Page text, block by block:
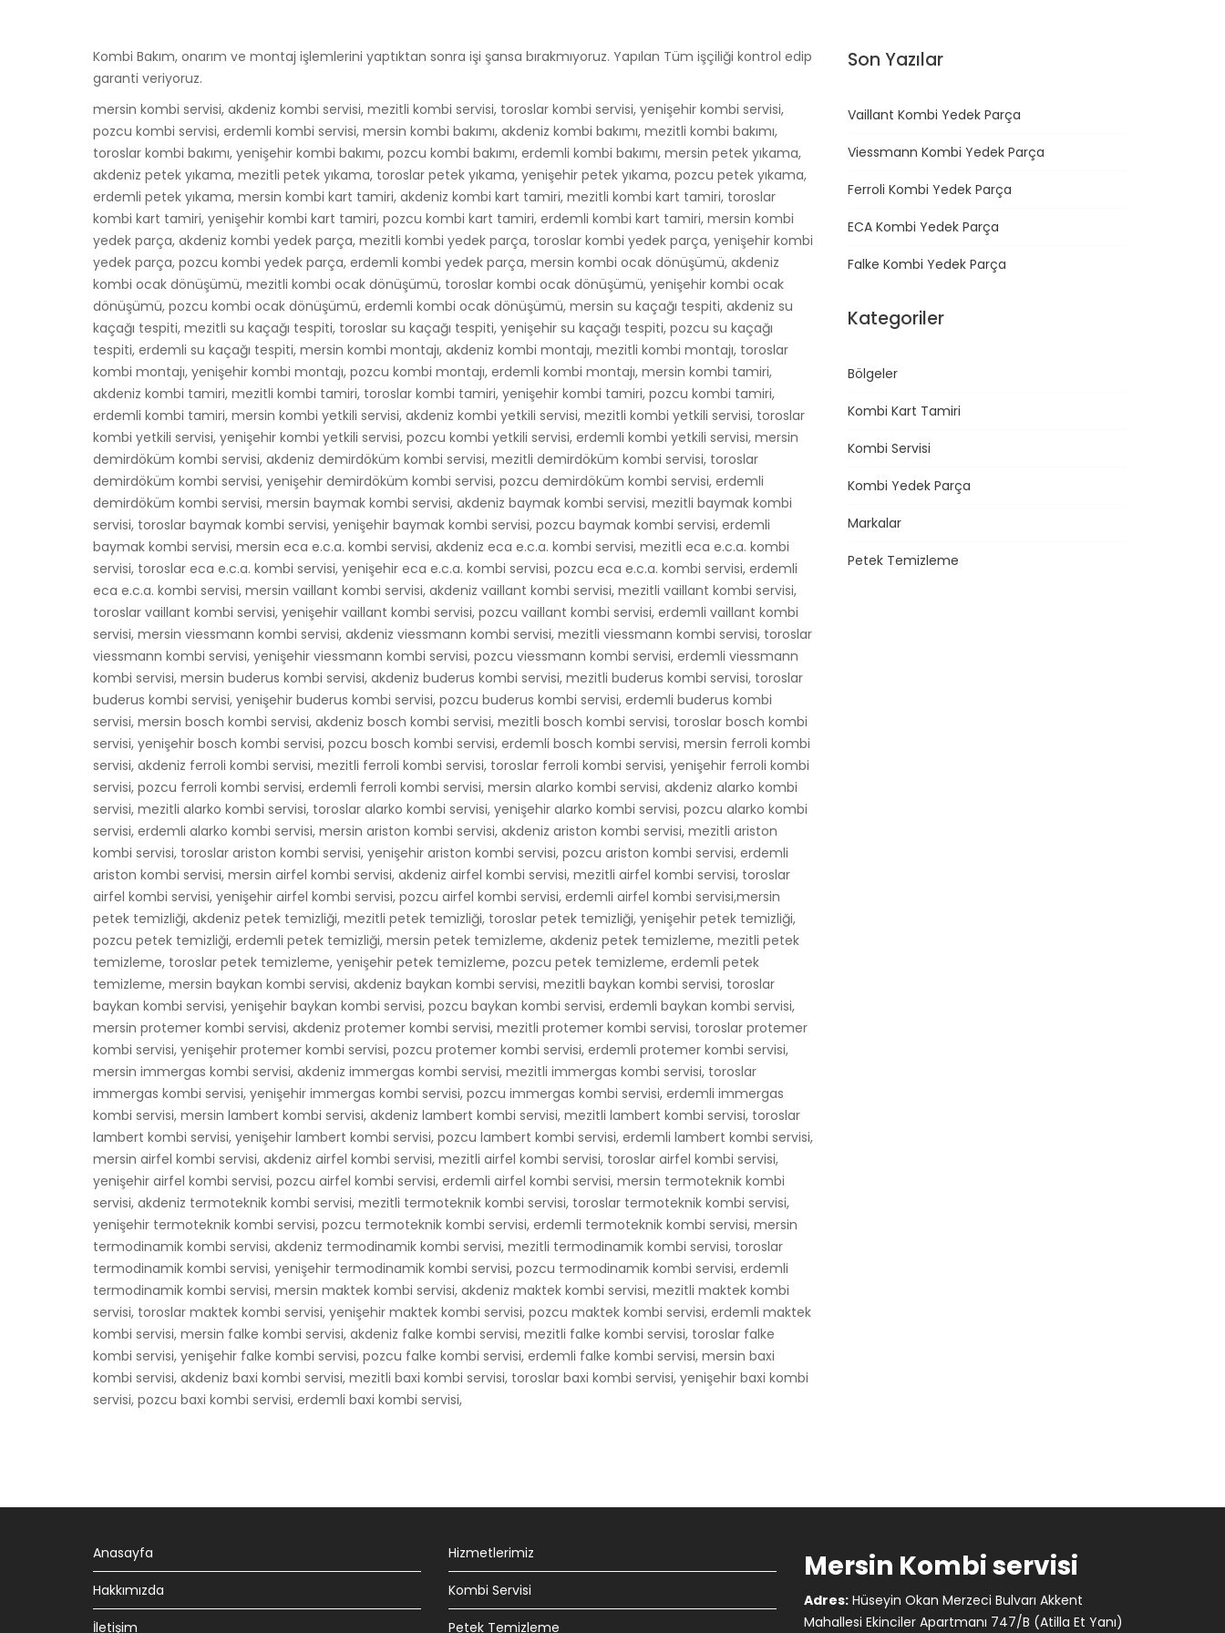
Kombi Bakım, onarım ve montaj işlemlerini yaptıktan sonra işi şansa bırakmıyoruz. Yapılan Tüm işçiliği kontrol edip
garanti veriyoruz.
mersin kombi servisi, akdeniz kombi servisi, mezitli kombi servisi, toroslar kombi servisi, yenişehir kombi servisi,
pozcu kombi servisi, erdemli kombi servisi, mersin kombi bakımı, akdeniz kombi bakımı, mezitli kombi bakımı,
toroslar kombi bakımı, yenişehir kombi bakımı, pozcu kombi bakımı, erdemli kombi bakımı, mersin petek yıkama,
akdeniz petek yıkama, mezitli petek yıkama, toroslar petek yıkama, yenişehir petek yıkama, pozcu petek yıkama,
erdemli petek yıkama, mersin kombi kart tamiri, akdeniz kombi kart tamiri, mezitli kombi kart tamiri, toroslar
kombi kart tamiri, yenişehir kombi kart tamiri, pozcu kombi kart tamiri, erdemli kombi kart tamiri, mersin kombi
yedek parça, akdeniz kombi yedek parça, mezitli kombi yedek parça, toroslar kombi yedek parça, yenişehir kombi
yedek parça, pozcu kombi yedek parça, erdemli kombi yedek parça, mersin kombi ocak dönüşümü, akdeniz
kombi ocak dönüşümü, mezitli kombi ocak dönüşümü, toroslar kombi ocak dönüşümü, yenişehir kombi ocak
dönüşümü, pozcu kombi ocak dönüşümü, erdemli kombi ocak dönüşümü, mersin su kaçağı tespiti, akdeniz su
kaçağı tespiti, mezitli su kaçağı tespiti, toroslar su kaçağı tespiti, yenişehir su kaçağı tespiti, pozcu su kaçağı
tespiti, erdemli su kaçağı tespiti, mersin kombi montajı, akdeniz kombi montajı, mezitli kombi montajı, toroslar
kombi montajı, yenişehir kombi montajı, pozcu kombi montajı, erdemli kombi montajı, mersin kombi tamiri,
akdeniz kombi tamiri, mezitli kombi tamiri, toroslar kombi tamiri, yenişehir kombi tamiri, pozcu kombi tamiri,
erdemli kombi tamiri, mersin kombi yetkili servisi, akdeniz kombi yetkili servisi, mezitli kombi yetkili servisi, toroslar
kombi yetkili servisi, yenişehir kombi yetkili servisi, pozcu kombi yetkili servisi, erdemli kombi yetkili servisi, mersin
demirdöküm kombi servisi, akdeniz demirdöküm kombi servisi, mezitli demirdöküm kombi servisi, toroslar
demirdöküm kombi servisi, yenişehir demirdöküm kombi servisi, pozcu demirdöküm kombi servisi, erdemli
demirdöküm kombi servisi, mersin baymak kombi servisi, akdeniz baymak kombi servisi, mezitli baymak kombi
servisi, toroslar baymak kombi servisi, yenişehir baymak kombi servisi, pozcu baymak kombi servisi, erdemli
baymak kombi servisi, mersin eca e.c.a. kombi servisi, akdeniz eca e.c.a. kombi servisi, mezitli eca e.c.a. kombi
servisi, toroslar eca e.c.a. kombi servisi, yenişehir eca e.c.a. kombi servisi, pozcu eca e.c.a. kombi servisi, erdemli
eca e.c.a. kombi servisi, mersin vaillant kombi servisi, akdeniz vaillant kombi servisi, mezitli vaillant kombi servisi,
toroslar vaillant kombi servisi, yenişehir vaillant kombi servisi, pozcu vaillant kombi servisi, erdemli vaillant kombi
servisi, mersin viessmann kombi servisi, akdeniz viessmann kombi servisi, mezitli viessmann kombi servisi, toroslar
viessmann kombi servisi, yenişehir viessmann kombi servisi, pozcu viessmann kombi servisi, erdemli viessmann
kombi servisi, mersin buderus kombi servisi, akdeniz buderus kombi servisi, mezitli buderus kombi servisi, toroslar
buderus kombi servisi, yenişehir buderus kombi servisi, pozcu buderus kombi servisi, erdemli buderus kombi
servisi, mersin bosch kombi servisi, akdeniz bosch kombi servisi, mezitli bosch kombi servisi, toroslar bosch kombi
servisi, yenişehir bosch kombi servisi, pozcu bosch kombi servisi, erdemli bosch kombi servisi, mersin ferroli kombi
servisi, akdeniz ferroli kombi servisi, mezitli ferroli kombi servisi, toroslar ferroli kombi servisi, yenişehir ferroli kombi
servisi, pozcu ferroli kombi servisi, erdemli ferroli kombi servisi, mersin alarko kombi servisi, akdeniz alarko kombi
servisi, mezitli alarko kombi servisi, toroslar alarko kombi servisi, yenişehir alarko kombi servisi, pozcu alarko kombi
servisi, erdemli alarko kombi servisi, mersin ariston kombi servisi, akdeniz ariston kombi servisi, mezitli ariston
kombi servisi, toroslar ariston kombi servisi, yenişehir ariston kombi servisi, pozcu ariston kombi servisi, erdemli
ariston kombi servisi, mersin airfel kombi servisi, akdeniz airfel kombi servisi, mezitli airfel kombi servisi, toroslar
airfel kombi servisi, yenişehir airfel kombi servisi, pozcu airfel kombi servisi, erdemli airfel kombi servisi,mersin
petek temizliği, akdeniz petek temizliği, mezitli petek temizliği, toroslar petek temizliği, yenişehir petek temizliği,
pozcu petek temizliği, erdemli petek temizliği, mersin petek temizleme, akdeniz petek temizleme, mezitli petek
temizleme, toroslar petek temizleme, yenişehir petek temizleme, pozcu petek temizleme, erdemli petek
temizleme, mersin baykan kombi servisi, akdeniz baykan kombi servisi, mezitli baykan kombi servisi, toroslar
baykan kombi servisi, yenişehir baykan kombi servisi, pozcu baykan kombi servisi, erdemli baykan kombi servisi,
mersin protemer kombi servisi, akdeniz protemer kombi servisi, mezitli protemer kombi servisi, toroslar protemer
kombi servisi, yenişehir protemer kombi servisi, pozcu protemer kombi servisi, erdemli protemer kombi servisi,
mersin immergas kombi servisi, akdeniz immergas kombi servisi, mezitli immergas kombi servisi, toroslar
immergas kombi servisi, yenişehir immergas kombi servisi, pozcu immergas kombi servisi, erdemli immergas
kombi servisi, mersin lambert kombi servisi, akdeniz lambert kombi servisi, mezitli lambert kombi servisi, toroslar
lambert kombi servisi, yenişehir lambert kombi servisi, pozcu lambert kombi servisi, erdemli lambert kombi servisi,
mersin airfel kombi servisi, akdeniz airfel kombi servisi, mezitli airfel kombi servisi, toroslar airfel kombi servisi,
yenişehir airfel kombi servisi, pozcu airfel kombi servisi, erdemli airfel kombi servisi, mersin termoteknik kombi
servisi, akdeniz termoteknik kombi servisi, mezitli termoteknik kombi servisi, toroslar termoteknik kombi servisi,
yenişehir termoteknik kombi servisi, pozcu termoteknik kombi servisi, erdemli termoteknik kombi servisi, mersin
termodinamik kombi servisi, akdeniz termodinamik kombi servisi, mezitli termodinamik kombi servisi, toroslar
termodinamik kombi servisi, yenişehir termodinamik kombi servisi, pozcu termodinamik kombi servisi, erdemli
termodinamik kombi servisi, mersin maktek kombi servisi, akdeniz maktek kombi servisi, mezitli maktek kombi
servisi, toroslar maktek kombi servisi, yenişehir maktek kombi servisi, pozcu maktek kombi servisi, erdemli maktek
kombi servisi, mersin falke kombi servisi, akdeniz falke kombi servisi, mezitli falke kombi servisi, toroslar falke
kombi servisi, yenişehir falke kombi servisi, pozcu falke kombi servisi, erdemli falke kombi servisi, mersin baxi
kombi servisi, akdeniz baxi kombi servisi, mezitli baxi kombi servisi, toroslar baxi kombi servisi, yenişehir baxi kombi
servisi, pozcu baxi kombi servisi, erdemli baxi kombi servisi,
Son Yazılar
Vaillant Kombi Yedek Parça
Viessmann Kombi Yedek Parça
Ferroli Kombi Yedek Parça
ECA Kombi Yedek Parça
Falke Kombi Yedek Parça
Kategoriler
Bölgeler
Kombi Kart Tamiri
Kombi Servisi
Kombi Yedek Parça
Markalar
Petek Temizleme
Anasayfa
Hakkımızda
İletişim
Hizmetlerimiz
Kombi Servisi
Petek Temizleme
Mersin Kombi servisi
Adres: Hüseyin Okan Merzeci Bulvarı Akkent
Mahallesi Ekinciler Apartmanı 747/B (Atilla Et Yanı)